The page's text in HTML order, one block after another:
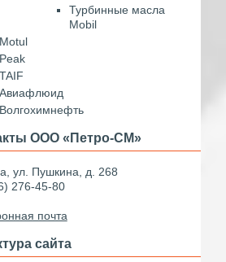
Турбинные масла
Mobil
Motul
Peak
TAIF
Авиафлюид
Волгохимнефть
ООО «Петро-СМ»
ул. Пушкина, д. 268
276-45-80
почта
сайта